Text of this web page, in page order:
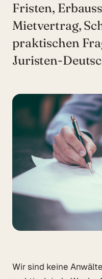
Fristen,
Mietvertrag,
praktischen
Juristen-
Wir sind keine